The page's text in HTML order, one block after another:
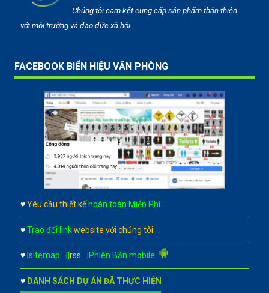
Chúng tôi cam kết cung cấp sản phẩm thân thiện
với môi trường và đạo đức xã hội.
FACEBOOK BIỂN HIỆU VĂN PHÒNG
♥ Yêu cầu thiết kế hoàn toàn Miễn Phí
♥ Trao đổi link website với chúng tôi
♥ |sitemap |rss |Phiên Bản mobile
♥ DANH SÁCH DỰ ÁN ĐÃ THỰC HIỆN